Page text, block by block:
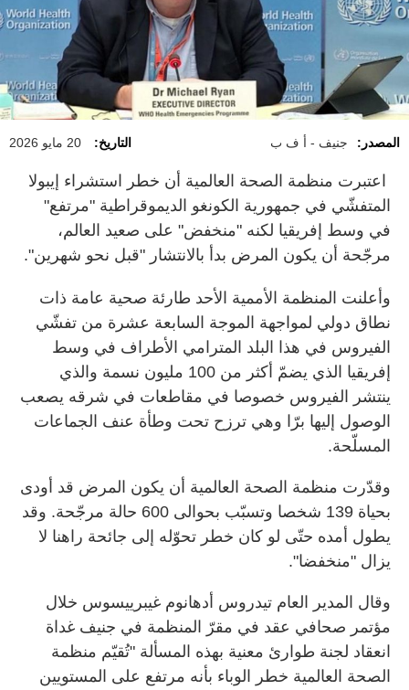
المصدر: جنيف - أ ف ب التاريخ: 20 مايو 2026
اعتبرت منظمة الصحة العالمية أن خطر استشراء إيبولا
المتفشّي في جمهورية الكونغو الديموقراطية "مرتفع"
في وسط إفريقيا لكنه "منخفض" على صعيد العالم،
مرجّحة أن يكون المرض بدأ بالانتشار "قبل نحو شهرين".
وأعلنت المنظمة الأممية الأحد طارئة صحية عامة ذات
نطاق دولي لمواجهة الموجة السابعة عشرة من تفشّي
الفيروس في هذا البلد المترامي الأطراف في وسط
إفريقيا الذي يضمّ أكثر من 100 مليون نسمة والذي
ينتشر الفيروس خصوصا في مقاطعات في شرقه يصعب
الوصول إليها برّا وهي ترزح تحت وطأة عنف الجماعات
المسلّحة.
وقدّرت منظمة الصحة العالمية أن يكون المرض قد أودى
بحياة 139 شخصا وتسبّب بحوالى 600 حالة مرجّحة. وقد
يطول أمده حتّى لو كان خطر تحوّله إلى جائحة راهنا لا
يزال "منخفضا".
وقال المدير العام تيدروس أدهانوم غيبرييسوس خلال
مؤتمر صحافي عقد في مقرّ المنظمة في جنيف غداة
انعقاد لجنة طوارئ معنية بهذه المسألة "تُقيّم منظمة
الصحة العالمية خطر الوباء بأنه مرتفع على المستويين